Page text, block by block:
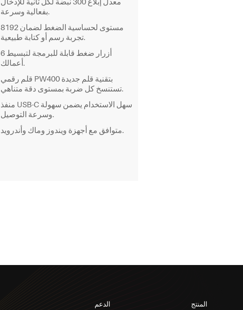
بفعالية وسرعة.
8192 مستوى لحساسية الضغط لضمان
تجربة رسم أو كتابة طبيعية.
6 أزرار ضغط قابلة للبرمجة لتبسيط
أعمالك.
قلم رقمي PW400 بتقنية قلم جديدة
تستنسخ كل ضربة بمستوى دقة متناهي.
منفذ USB-C سهل الاستخدام يضمن سهولة
وسرعة التوصيل.
متوافق مع أجهزة ويندوز وماك وأندرويد.
المنتج الدعم